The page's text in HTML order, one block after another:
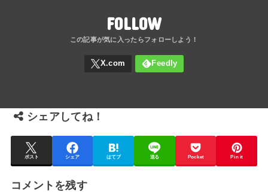
a
FOLLOW
シェアしてね！
ポスト シェア はてブ 送る Pocket Pin it
コメントを残す